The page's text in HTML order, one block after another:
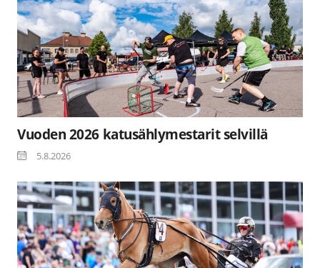
Vuoden 2026 katusählymestarit selvillä
5.8.2026